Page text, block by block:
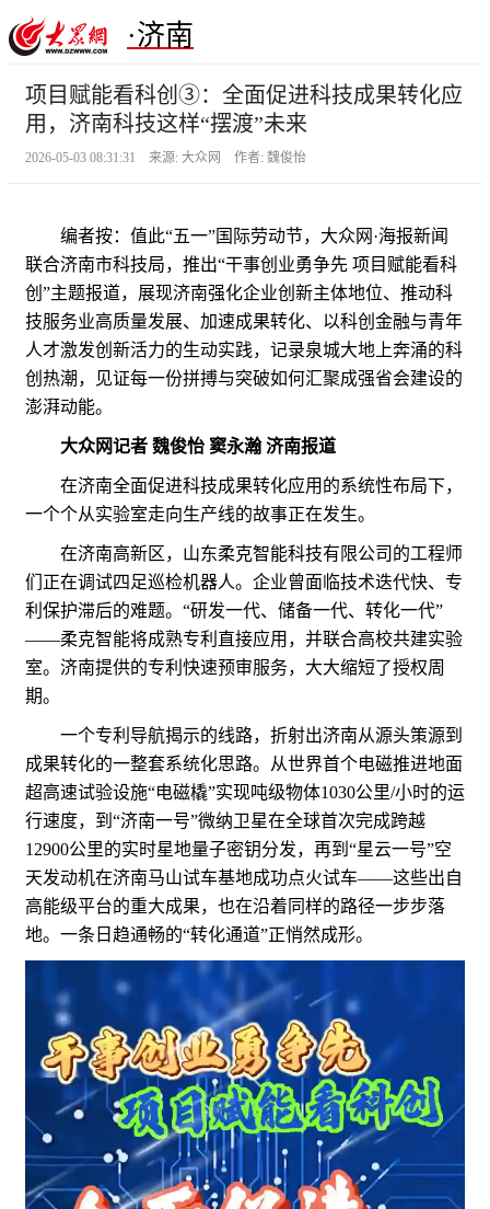
·济南
项目赋能看科创③：全面促进科技成果转化应
用，济南科技这样“摆渡”未来
2026-05-03 08:31:31 来源: 大众网 作者: 魏俊怡
编者按：值此“五一”国际劳动节，大众网·海报新闻
联合济南市科技局，推出“干事创业勇争先 项目赋能看科
创”主题报道，展现济南强化企业创新主体地位、推动科
技服务业高质量发展、加速成果转化、以科创金融与青年
人才激发创新活力的生动实践，记录泉城大地上奔涌的科
创热潮，见证每一份拼搏与突破如何汇聚成强省会建设的
澎湃动能。
大众网记者 魏俊怡 窦永瀚 济南报道
在济南全面促进科技成果转化应用的系统性布局下，
一个个从实验室走向生产线的故事正在发生。
在济南高新区，山东柔克智能科技有限公司的工程师
们正在调试四足巡检机器人。企业曾面临技术迭代快、专
利保护滞后的难题。“研发一代、储备一代、转化一代”
——柔克智能将成熟专利直接应用，并联合高校共建实验
室。济南提供的专利快速预审服务，大大缩短了授权周
期。
一个专利导航揭示的线路，折射出济南从源头策源到
成果转化的一整套系统化思路。从世界首个电磁推进地面
超高速试验设施“电磁橇”实现吨级物体1030公里/小时的运
行速度，到“济南一号”微纳卫星在全球首次完成跨越
12900公里的实时星地量子密钥分发，再到“星云一号”空
天发动机在济南马山试车基地成功点火试车——这些出自
高能级平台的重大成果，也在沿着同样的路径一步步落
地。一条日趋通畅的“转化通道”正悄然成形。